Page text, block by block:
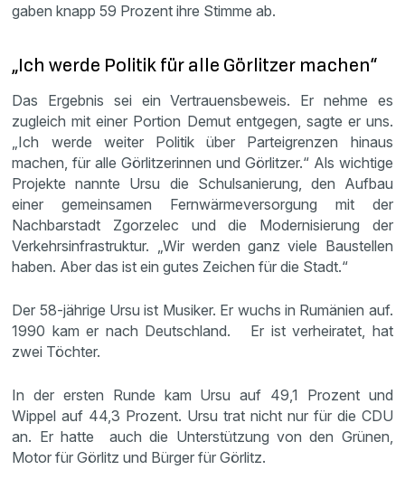
gaben knapp 59 Prozent ihre Stimme ab.
„Ich werde Politik für alle Görlitzer machen“
Das Ergebnis sei ein Vertrauensbeweis. Er nehme es
zugleich mit einer Portion Demut entgegen, sagte er uns.
„Ich werde weiter Politik über Parteigrenzen hinaus
machen, für alle Görlitzerinnen und Görlitzer.“ Als wichtige
Projekte nannte Ursu die Schulsanierung, den Aufbau
einer gemeinsamen Fernwärmeversorgung mit der
Nachbarstadt Zgorzelec und die Modernisierung der
Verkehrsinfrastruktur. „Wir werden ganz viele Baustellen
haben. Aber das ist ein gutes Zeichen für die Stadt.“
Der 58-jährige Ursu ist Musiker. Er wuchs in Rumänien auf.
1990 kam er nach Deutschland. Er ist verheiratet, hat
zwei Töchter.
In der ersten Runde kam Ursu auf 49,1 Prozent und
Wippel auf 44,3 Prozent. Ursu trat nicht nur für die CDU
an. Er hatte auch die Unterstützung von den Grünen,
Motor für Görlitz und Bürger für Görlitz.